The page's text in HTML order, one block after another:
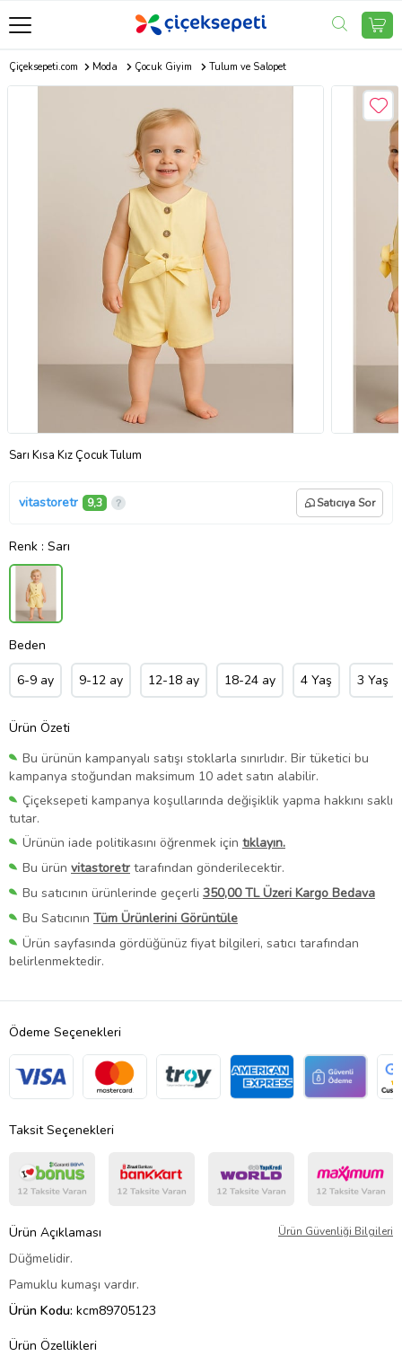
Çiçeksepeti.com Moda Çocuk Giyim Tulum ve Salopet
Sarı Kısa Kız Çocuk Tulum
vitastoretr 9,3 Satıcıya Sor
Renk : Sarı
Beden
6-9 ay 9-12 ay 12-18 ay 18-24 ay 4 Yaş 3 Yaş
Ürün Özeti
Bu ürünün kampanyalı satışı stoklarla sınırlıdır. Bir tüketici bu
kampanya stoğundan maksimum 10 adet satın alabilir.
Çiçeksepeti kampanya koşullarında değişiklik yapma hakkını saklı
tutar.
Ürünün iade politikasını öğrenmek için tıklayın.
Bu ürün vitastoretr tarafından gönderilecektir.
Bu satıcının ürünlerinde geçerli 350,00 TL Üzeri Kargo Bedava
Bu Satıcının Tüm Ürünlerini Görüntüle
Ürün sayfasında gördüğünüz fiyat bilgileri, satıcı tarafından
belirlenmektedir.
Ödeme Seçenekleri
Taksit Seçenekleri
Ürün Açıklaması Ürün Güvenliği Bilgileri
Düğmelidir.
Pamuklu kumaşı vardır.
Ürün Kodu: kcm89705123
Ürün Özellikleri